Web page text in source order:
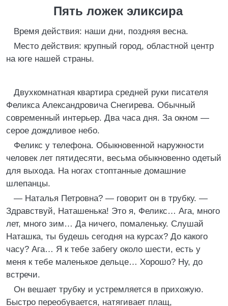
Пять ложек эликсира
Время действия: наши дни, поздняя весна.
Место действия: крупный город, областной центр
на юге нашей страны.
Двухкомнатная квартира средней руки писателя
Феликса Александровича Снегирева. Обычный
современный интерьер. Два часа дня. За окном —
серое дождливое небо.
Феликс у телефона. Обыкновенной наружности
человек лет пятидесяти, весьма обыкновенно одетый
для выхода. На ногах стоптанные домашние
шлепанцы.
— Наталья Петровна? — говорит он в трубку. —
Здравствуй, Наташенька! Это я, Феликс… Ага, много
лет, много зим… Да ничего, помаленьку. Слушай
Наташка, ты будешь сегодня на курсах? До какого
часу? Ага… Я к тебе забегу около шести, есть у
меня к тебе маленькое дельце… Хорошо? Ну, до
встречи.
Он вешает трубку и устремляется в прихожую.
Быстро переобувается, натягивает плащ,